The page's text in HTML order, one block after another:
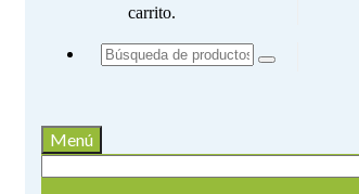
carrito.
Buscar
Menú